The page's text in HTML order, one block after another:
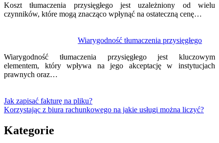
Koszt tłumaczenia przysięgłego jest uzależniony od wielu
czynników, które mogą znacząco wpłynąć na ostateczną cenę…
Wiarygodność tłumaczenia przysięgłego
Wiarygodność tłumaczenia przysięgłego jest kluczowym
elementem, który wpływa na jego akceptację w instytucjach
prawnych oraz…
Jak zapisać fakturę na pliku?
Korzystając z biura rachunkowego na jakie usługi można liczyć?
Kategorie